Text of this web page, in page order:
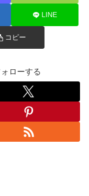
LINE
コピー
ローする